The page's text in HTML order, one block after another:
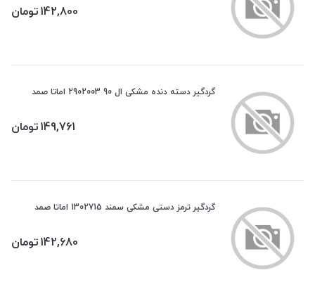
142,800تومان
گردگیر دسته دنده مشکی ال 90 2902003 اماتا صمد
149,761تومان
گردگیر ترمز دستی مشکی سمند 1302715 اماتا صمد
142,680تومان